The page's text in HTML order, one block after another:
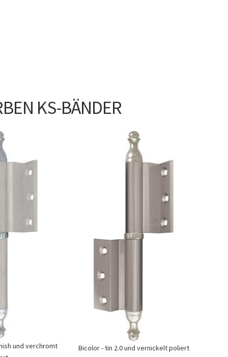
KS-BÄNDER
und verchromt
Bicolor - tin 2.0 und vernickelt poliert